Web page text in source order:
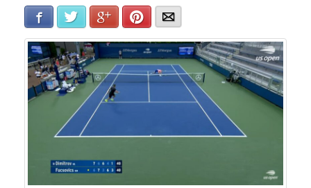
Facebook Twitter Google+Pinterest